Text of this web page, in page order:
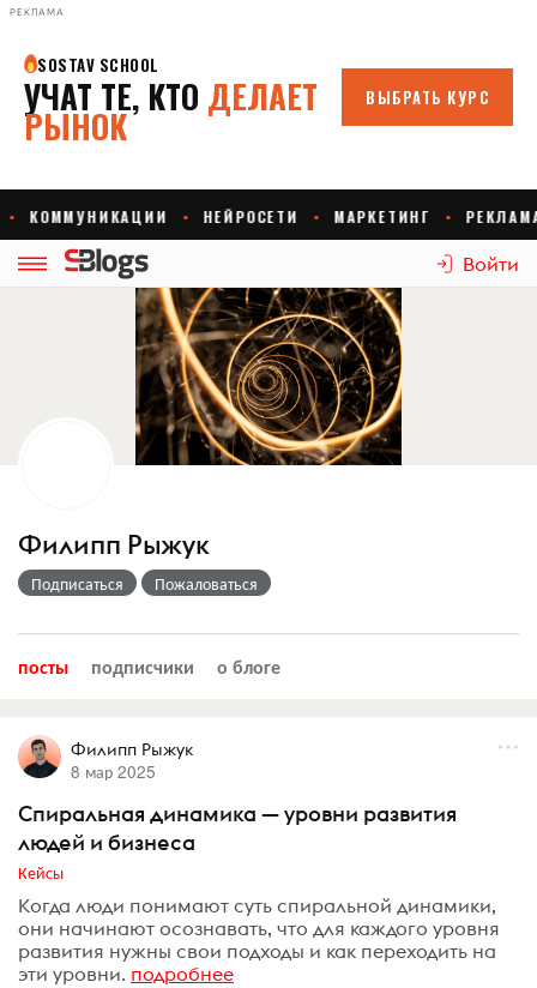
РЕКЛАМА
Войти
Филипп Рыжук
Подписаться Пожаловаться
посты подписчики о блоге
Филипп Рыжук
8 мар 2025
Спиральная динамика — уровни развития
людей и бизнеса
Кейсы
Когда люди понимают суть спиральной динамики,
они начинают осознавать, что для каждого уровня
развития нужны свои подходы и как переходить на
эти уровни. подробнее